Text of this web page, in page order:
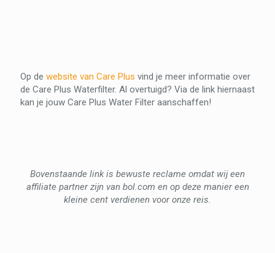
Op de website van Care Plus vind je meer informatie over
de Care Plus Waterfilter. Al overtuigd? Via de link hiernaast
kan je jouw Care Plus Water Filter aanschaffen!
Bovenstaande link is bewuste reclame omdat wij een
affiliate partner zijn van bol.com en op deze manier een
kleine cent verdienen voor onze reis.